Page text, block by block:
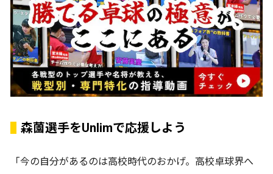
森薗選手をUnlimで応援しよう
「今の自分があるのは高校時代のおかげ。高校卓球界へ